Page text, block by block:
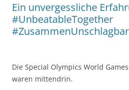
Ein unvergessliche
#UnbeatableTogether
#ZusammenUnschlagbar
Die Special Olympics World
waren mittendrin.